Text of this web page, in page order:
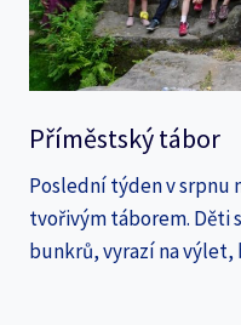
Příměstský tábor
Poslední týden v srpnu
tvořivým táborem. Děti
bunkrů, vyrazí na